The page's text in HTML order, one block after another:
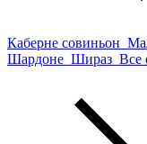
Каберне совиньон
Шардоне Шираз Все